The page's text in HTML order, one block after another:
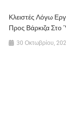
Κλειστές Λόγω
Προς Βάρκιζα
30 Οκτωβρίου,